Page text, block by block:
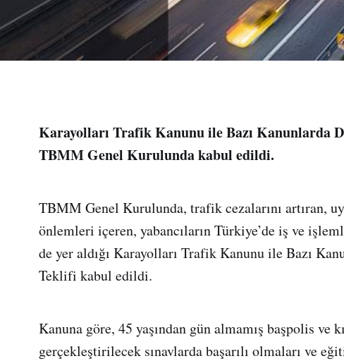
Karayolları Trafik Kanunu ile Bazı Kanunlarda
TBMM Genel Kurulunda kabul edildi.
TBMM Genel Kurulunda, trafik cezalarını artıran,
önlemleri içeren, yabancıların Türkiye’de iş ve
de yer aldığı Karayolları Trafik Kanunu ile Bazı
Teklifi kabul edildi.
Kanuna göre, 45 yaşından gün almamış başpolis ve
gerçekleştirilecek sınavlarda başarılı olmaları ve